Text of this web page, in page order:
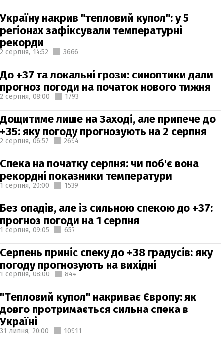
Україну накрив "тепловий купол": у 5
регіонах зафіксували температурні
рекорди
2 серпня, 14:52 3666
До +37 та локальні грози: синоптики дали
прогноз погоди на початок нового тижня
2 серпня, 08:00 1793
Дощитиме лише на Заході, але припече до
+35: яку погоду прогнозують на 2 серпня
2 серпня, 06:57 2694
Спека на початку серпня: чи поб'є вона
рекордні показники температури
1 серпня, 20:00 1539
Без опадів, але із сильною спекою до +37:
прогноз погоди на 1 серпня
1 серпня, 09:05 657
Серпень приніс спеку до +38 градусів: яку
погоду прогнозують на вихідні
1 серпня, 08:00 844
"Тепловий купол" накриває Європу: як
довго протримається сильна спека в
Україні
31 липня, 20:00 10911